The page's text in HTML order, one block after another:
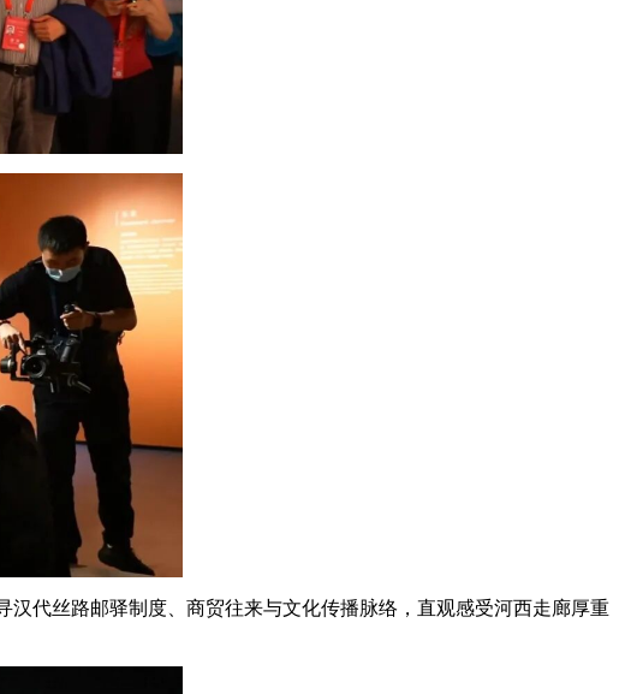
代丝路邮驿制度、商贸往来与文化传播脉络，直观感受河西走廊厚重